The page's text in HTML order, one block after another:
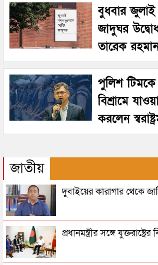
বুধবার জুলাই
জাদুঘর
তারেক
পুলিশ টিমকে
বিশ্রামে
করলেন
জাতীয়
দুবাইয়ের কারাগার থেকে
প্রধানমন্ত্রীর সঙ্গে